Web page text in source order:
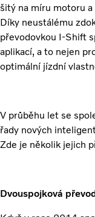
šitý na míru motoru
Díky neustálému
převodovkou I-Shift
aplikací, a to nejen
optimální jízdní
V průběhu let se
řady nových
Zde je několik jejich
Dvouspojková